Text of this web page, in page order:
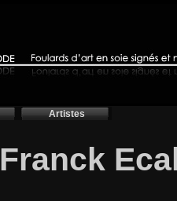
Artistes
Franck